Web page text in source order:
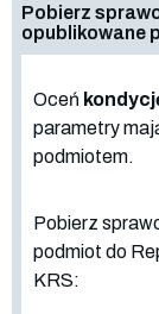
Pobierz
opublikowane
Oceń
parametry
podmiotem.
Pobierz
podmiot do
KRS: